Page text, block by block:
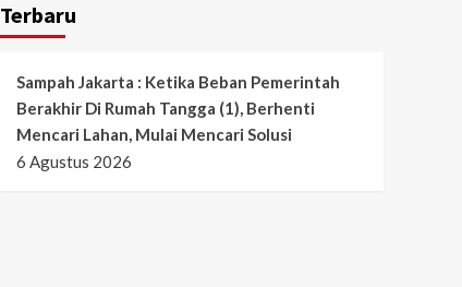
Terbaru
Sampah Jakarta : Ketika Beban Pemerintah
Berakhir Di Rumah Tangga (1), Berhenti
Mencari Lahan, Mulai Mencari Solusi
6 Agustus 2026